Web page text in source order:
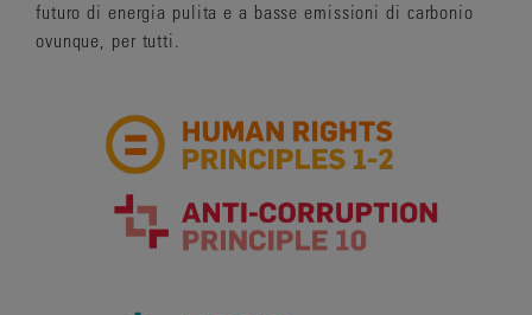
futuro di energia pulita e a basse emissioni di carbonio
ovunque, per tutti.